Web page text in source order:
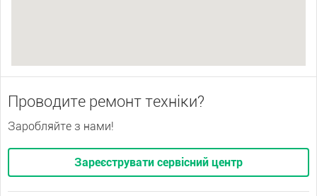
Проводите ремонт техніки?
Заробляйте з нами!
Зареєструвати сервісний центр